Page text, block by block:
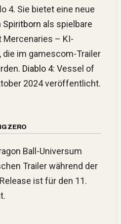
4. Sie bietet eine neue
Spiritborn als spielbare
Mercenaries – KI-
die im gamescom-Trailer
Diablo 4: Vessel of
2024 veröffentlicht.
ZERO
Trailer während der
ist für den 11.